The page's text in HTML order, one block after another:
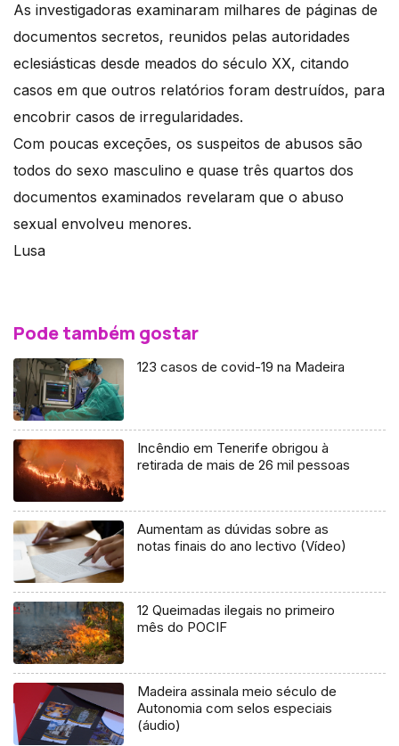
As investigadoras examinaram milhares de páginas de
documentos secretos, reunidos pelas autoridades
eclesiásticas desde meados do século XX, citando
casos em que outros relatórios foram destruídos, para
encobrir casos de irregularidades.
Com poucas exceções, os suspeitos de abusos são
todos do sexo masculino e quase três quartos dos
documentos examinados revelaram que o abuso
sexual envolveu menores.
Lusa
Pode também gostar
123 casos de covid-19 na Madeira
Incêndio em Tenerife obrigou à
retirada de mais de 26 mil pessoas
Aumentam as dúvidas sobre as
notas finais do ano lectivo (Vídeo)
12 Queimadas ilegais no primeiro
mês do POCIF
Madeira assinala meio século de
Autonomia com selos especiais
(áudio)